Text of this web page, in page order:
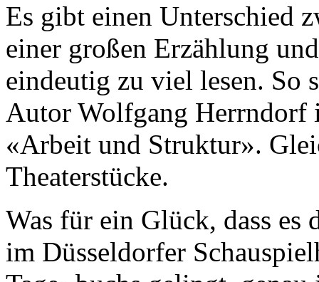
Es gibt einen Unterschied
einer großen Erzählung
eindeutig zu viel lesen. So
Autor Wolfgang Herrndorf
«Arbeit und Struktur».
Theaterstücke.
Was für ein Glück, dass es
im Düsseldorfer